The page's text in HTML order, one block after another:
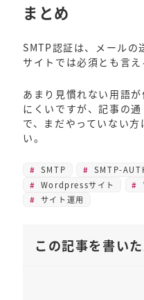
まとめ
SMTP認証は、メール
サイトでは必須とも言え
あまり見慣れない用語
にくいですが、記事の
で、まだやっていない
い。
SMTP SMTP-
Wordpressサイト
サイト運用
この記事を書い